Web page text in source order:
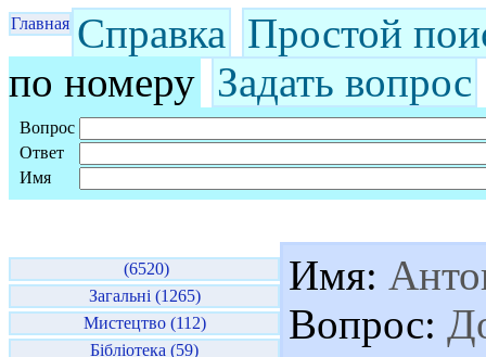
Главная Справка Простой
по номеру Задать вопрос
Вопрос
Ответ
Имя
(6520)
Загальні (1265)
Мистецтво (112)
Бібліотека (59)
Имя:
Вопрос: